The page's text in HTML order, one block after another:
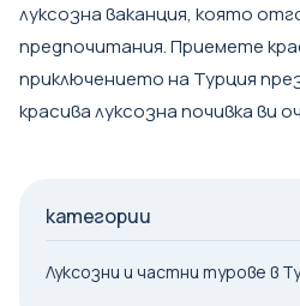
луксозна ваканция, която
предпочитания. Приемете
приключението на Турция
красива луксозна почивка ви
категории
Луксозни и частни турове в